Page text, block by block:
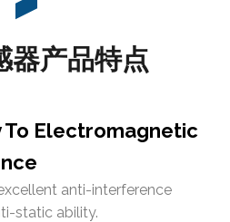
器产品特点
To Electromagnetic
anti-interference
static ability.